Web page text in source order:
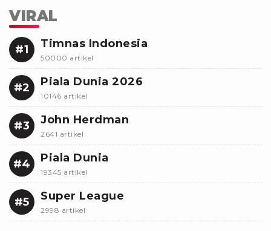
VIRAL
#1 Timnas Indonesia
50000 artikel
#2 Piala Dunia 2026
10146 artikel
#3 John Herdman
2641 artikel
#4 Piala Dunia
19345 artikel
#5 Super League
2998 artikel